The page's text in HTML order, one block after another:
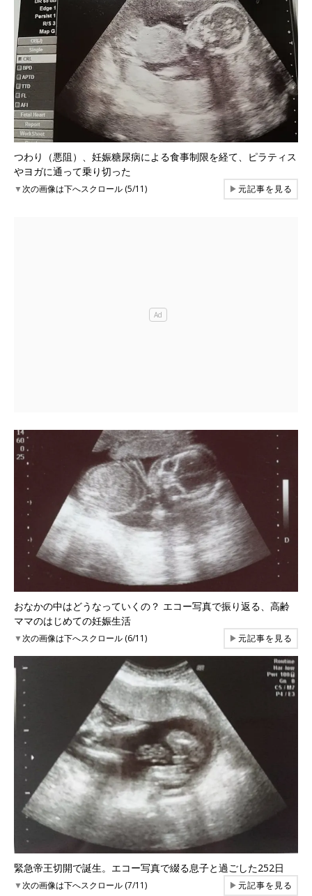
つわり（悪阻）、妊娠糖尿病による食事制限を経て、ピラティス
やヨガに通って乗り切った
▼次の画像は下へスクロール (5/11) ▶元記事を見る
おなかの中はどうなっていくの？ エコー写真で振り返る、高齢
ママのはじめての妊娠生活
▼次の画像は下へスクロール (6/11) ▶元記事を見る
緊急帝王切開で誕生。エコー写真で綴る息子と過ごした252日
▼次の画像は下へスクロール (7/11) ▶元記事を見る